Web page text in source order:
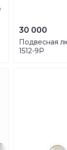
30 000
Подвесная
1512-9P